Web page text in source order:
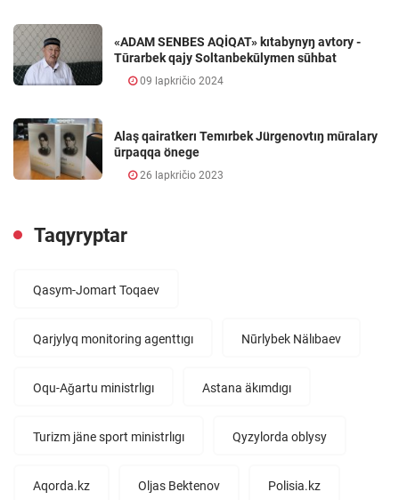
«ADAM SENBES AQİQAT» kıtabynyŋ avtory -
Tūrarbek qajy Soltanbekūlymen sūhbat
09 lapkričio 2024
Alaş qairatkerı Temırbek Jürgenovtıŋ mūralary
ūrpaqqa önege
26 lapkričio 2023
Taqyryptar
Qasym-Jomart Toqaev
Qarjylyq monitoring agenttıgı Nūrlybek Nälıbaev
Oqu-Aǧartu ministrlıgı Astana äkımdıgı
Turizm jäne sport ministrlıgı Qyzylorda oblysy
Aqorda.kz Oljas Bektenov Polisia.kz